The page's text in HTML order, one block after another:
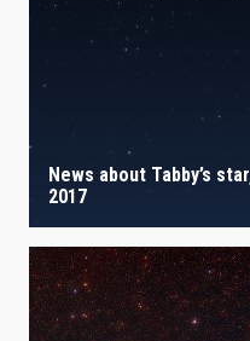
News about Tabby’s
2017